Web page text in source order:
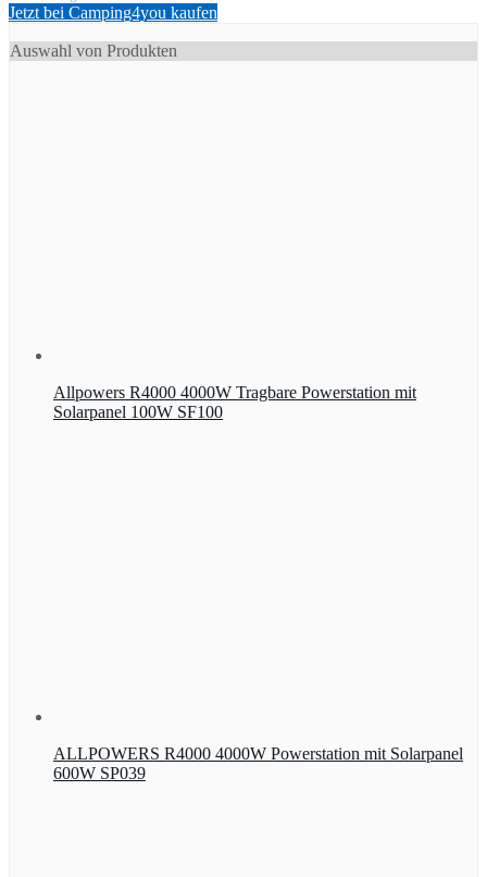
Jetzt bei Camping4you kaufen
Auswahl von Produkten
Allpowers R4000 4000W Tragbare Powerstation mit
Solarpanel 100W SF100
ALLPOWERS R4000 4000W Powerstation mit Solarpanel
600W SP039